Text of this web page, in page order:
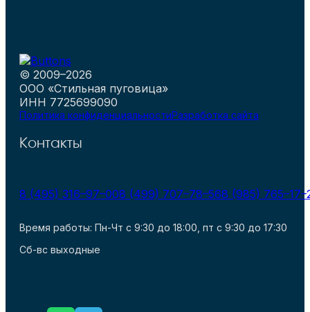
© 2009–2026
ООО «Стильная пуговица»
ИНН 7725699090
Политика конфиденциальностиРазработка сайта
Контакты
8 (495) 316–97–008 (499) 707–78–568 (985)
Время работы: Пн-Чт с 9:30 до 18:00, пт с 9:30 до 17:30
Сб-вс выходные